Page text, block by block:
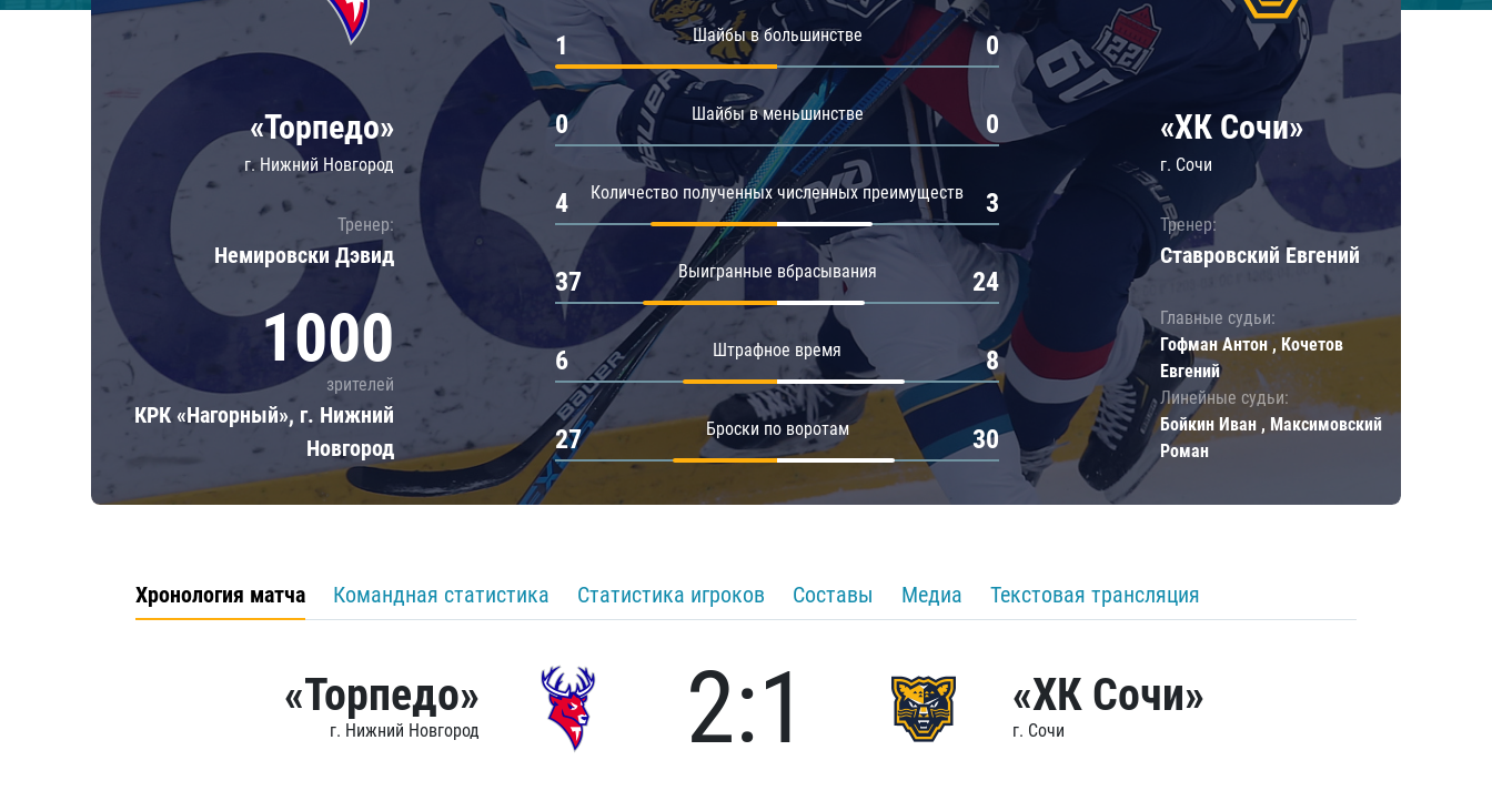
Локомотив
Северсталь
Шанхайские Драконы
Салават Юлаев
Сибирь
«Торпедо»
г. Нижний Новгород
Тренер:
Немировски Дэвид
1000
зрителей
КРК «Нагорный», г. Нижний
Новгород
Шайбы в большинстве
1 0
Шайбы в меньшинстве
0 0
Количество полученных численных преимуществ
4 3
Выигранные вбрасывания
37 24
Штрафное время
6 8
Броски по воротам
27 30
«ХК Сочи»
г. Сочи
Тренер:
Ставровский Евгений
Главные судьи:
Гофман Антон , Кочетов
Евгений
Линейные судьи:
Бойкин Иван , Максимовский
Роман
Хронология матча Командная статистика Статистика игроков Составы Медиа Текстовая трансляция
«Торпедо»
г. Нижний Новгород 2:1 «ХК Сочи»
г. Сочи